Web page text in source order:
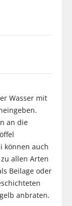
Wasser mit
an die
können auch
allen Arten
Beilage oder
anbraten.